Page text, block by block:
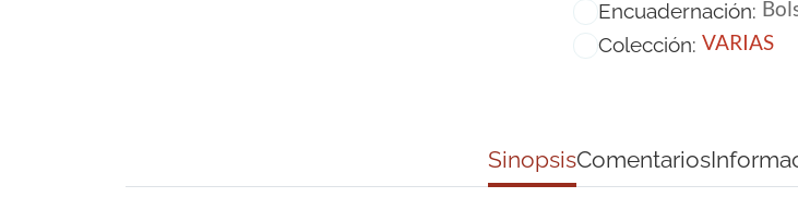
Encuadernación:
Colección: VARIAS
SinopsisComentarios